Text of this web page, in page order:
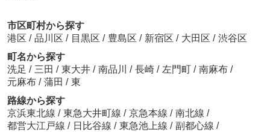
市区町村から探す
港区 / 品川区 / 目黒区 / 豊島区 / 新宿区 / 大田区 / 渋谷区
町名から探す
洗足 / 三田 / 東大井 / 南品川 / 長崎 / 左門町 / 南麻布 /
元麻布 / 蒲田 / 東
路線から探す
京浜東北線 / 東急大井町線 / 京急本線 / 南北線 /
都営大江戸線 / 日比谷線 / 東急池上線 / 副都心線 /